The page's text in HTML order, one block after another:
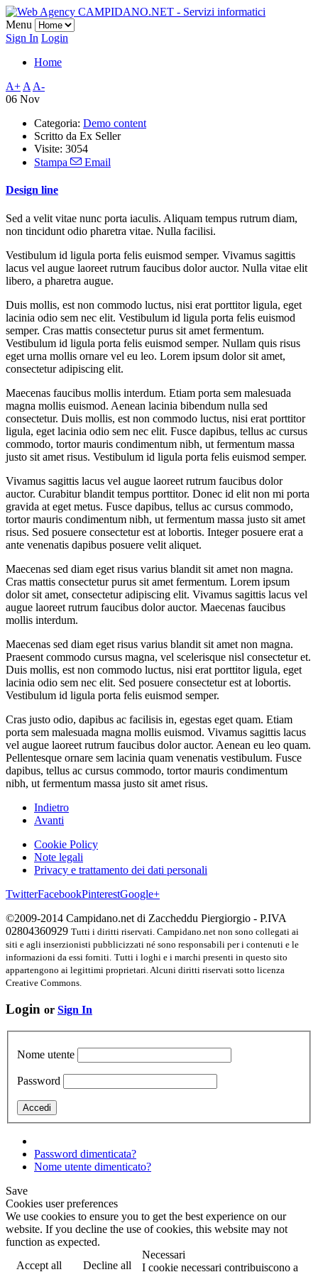
Menu
Sign In Login
Home
A+ A A-
06 Nov
Categoria: Demo content
Scritto da Ex Seller
Visite: 3054
Stampa
Email
Design line
Sed a velit vitae nunc porta iaculis. Aliquam tempus rutrum diam,
non tincidunt odio pharetra vitae. Nulla facilisi.
Vestibulum id ligula porta felis euismod semper. Vivamus sagittis
lacus vel augue laoreet rutrum faucibus dolor auctor. Nulla vitae elit
libero, a pharetra augue.
Duis mollis, est non commodo luctus, nisi erat porttitor ligula, eget
lacinia odio sem nec elit. Vestibulum id ligula porta felis euismod
semper. Cras mattis consectetur purus sit amet fermentum.
Vestibulum id ligula porta felis euismod semper. Nullam quis risus
eget urna mollis ornare vel eu leo. Lorem ipsum dolor sit amet,
consectetur adipiscing elit.
Maecenas faucibus mollis interdum. Etiam porta sem malesuada
magna mollis euismod. Aenean lacinia bibendum nulla sed
consectetur. Duis mollis, est non commodo luctus, nisi erat porttitor
ligula, eget lacinia odio sem nec elit. Fusce dapibus, tellus ac cursus
commodo, tortor mauris condimentum nibh, ut fermentum massa
justo sit amet risus. Vestibulum id ligula porta felis euismod semper.
Vivamus sagittis lacus vel augue laoreet rutrum faucibus dolor
auctor. Curabitur blandit tempus porttitor. Donec id elit non mi porta
gravida at eget metus. Fusce dapibus, tellus ac cursus commodo,
tortor mauris condimentum nibh, ut fermentum massa justo sit amet
risus. Sed posuere consectetur est at lobortis. Integer posuere erat a
ante venenatis dapibus posuere velit aliquet.
Maecenas sed diam eget risus varius blandit sit amet non magna.
Cras mattis consectetur purus sit amet fermentum. Lorem ipsum
dolor sit amet, consectetur adipiscing elit. Vivamus sagittis lacus vel
augue laoreet rutrum faucibus dolor auctor. Maecenas faucibus
mollis interdum.
Maecenas sed diam eget risus varius blandit sit amet non magna.
Praesent commodo cursus magna, vel scelerisque nisl consectetur et.
Duis mollis, est non commodo luctus, nisi erat porttitor ligula, eget
lacinia odio sem nec elit. Sed posuere consectetur est at lobortis.
Vestibulum id ligula porta felis euismod semper.
Cras justo odio, dapibus ac facilisis in, egestas eget quam. Etiam
porta sem malesuada magna mollis euismod. Vivamus sagittis lacus
vel augue laoreet rutrum faucibus dolor auctor. Aenean eu leo quam.
Pellentesque ornare sem lacinia quam venenatis vestibulum. Fusce
dapibus, tellus ac cursus commodo, tortor mauris condimentum
nibh, ut fermentum massa justo sit amet risus.
Indietro
Avanti
Cookie Policy
Note legali
Privacy e trattamento dei dati personali
TwitterFacebookPinterestGoogle+
©2009-2014 Campidano.net di Zaccheddu Piergiorgio - P.IVA
02804360929 Tutti i diritti riservati. Campidano.net non sono collegati ai
siti e agli inserzionisti pubblicizzati né sono responsabili per i contenuti e le
informazioni da essi forniti. Tutti i loghi e i marchi presenti in questo sito
appartengono ai legittimi proprietari. Alcuni diritti riservati sotto licenza
Creative Commons.
Login or Sign In
Nome utente
Password
Password dimenticata?
Nome utente dimenticato?
Save
Cookies user preferences
We use cookies to ensure you to get the best experience on our
website. If you decline the use of cookies, this website may not
function as expected.
Accept all
Decline all
Necessari
I cookie necessari contribuiscono a